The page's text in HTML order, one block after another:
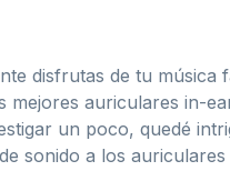
disfrutas de tu música
mejores auriculares in-
un poco, quedé
sonido a los auriculares